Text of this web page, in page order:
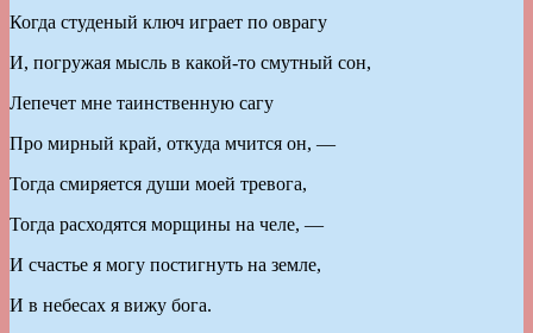
Когда студеный ключ играет по оврагу
И, погружая мысль в какой-то смутный сон,
Лепечет мне таинственную сагу
Про мирный край, откуда мчится он, —
Тогда смиряется души моей тревога,
Тогда расходятся морщины на челе, —
И счастье я могу постигнуть на земле,
И в небесах я вижу бога.